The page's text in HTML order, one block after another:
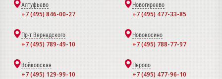
Алтуфьево
+7 (495) 846-00-27
Новогиреево
+7 (495) 477-33-85
Пр-т Вернадского
+7 (495) 789-49-10
Новокосино
+7 (495) 788-77-97
Войковская
+7 (495) 129-99-10
Перово
+7 (495) 477-96-10